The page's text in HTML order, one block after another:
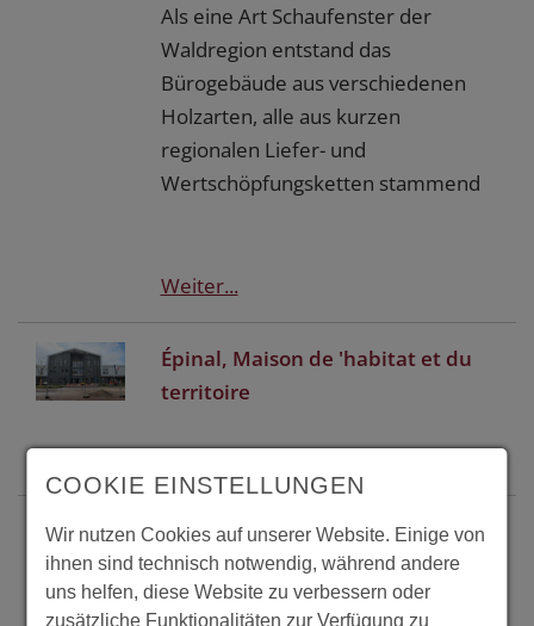
Als eine Art Schaufenster der
Waldregion entstand das
Bürogebäude aus verschiedenen
Holzarten, alle aus kurzen
regionalen Liefer- und
Wertschöpfungsketten stammend
Weiter...
Épinal, Maison de 'habitat et du
territoire
Epinal, Maison des Entreprises
Weiter...
COOKIE EINSTELLUNGEN
Wir nutzen Cookies auf unserer Website. Einige von
ihnen sind technisch notwendig, während andere
uns helfen, diese Website zu verbessern oder
zusätzliche Funktionalitäten zur Verfügung zu